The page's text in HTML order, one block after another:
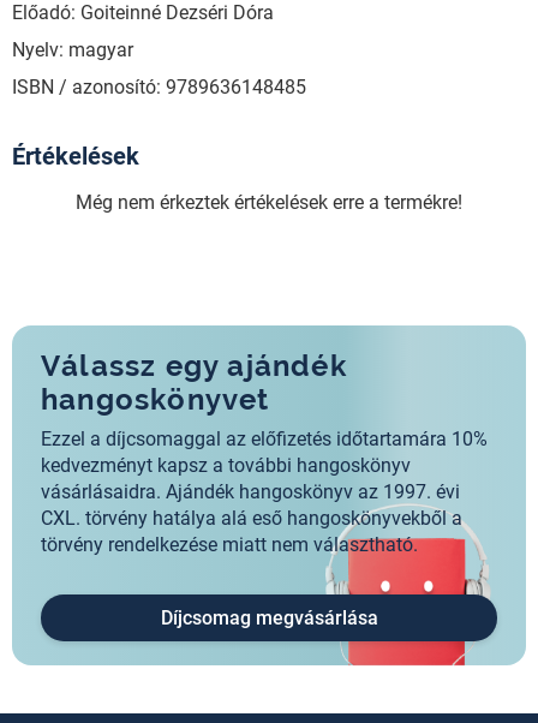
Előadó: Goiteinné Dezséri Dóra
Nyelv: magyar
ISBN / azonosító: 9789636148485
Értékelések
Még nem érkeztek értékelések erre a termékre!
Válassz egy ajándék
hangoskönyvet
Ezzel a díjcsomaggal az előfizetés időtartamára 10%
kedvezményt kapsz a további hangoskönyv
vásárlásaidra. Ajándék hangoskönyv az 1997. évi
CXL. törvény hatálya alá eső hangoskönyvekből a
törvény rendelkezése miatt nem választható.
Díjcsomag megvásárlása